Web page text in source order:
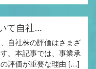
て自社...
自社株の評価はさまざ
。本記事では、事業承
評価が重要な理由 […]